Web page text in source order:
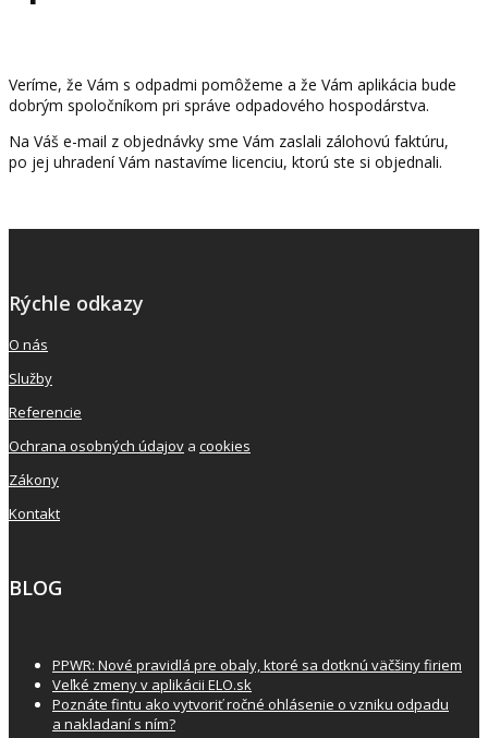
Veríme, že Vám s odpadmi pomôžeme a že Vám aplikácia bude
dobrým spoločníkom pri správe odpadového hospodárstva.
Na Váš e-mail z objednávky sme Vám zaslali zálohovú faktúru,
po jej uhradení Vám nastavíme licenciu, ktorú ste si objednali.
Rýchle odkazy
O nás
Služby
Referencie
Ochrana osobných údajov a cookies
Zákony
Kontakt
BLOG
PPWR: Nové pravidlá pre obaly, ktoré sa dotknú väčšiny firiem
Veľké zmeny v aplikácii ELO.sk
Poznáte fintu ako vytvoriť ročné ohlásenie o vzniku odpadu
a nakladaní s ním?